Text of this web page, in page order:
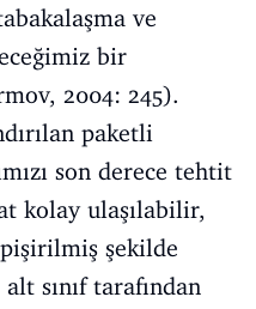
ve
bir
2004: 245).
paketli
son derece tehtit
kolay ulaşılabilir,
pişirilmiş şekilde
sınıf tarafından